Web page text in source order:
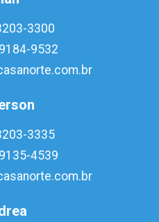
3300
9532
3335
4539